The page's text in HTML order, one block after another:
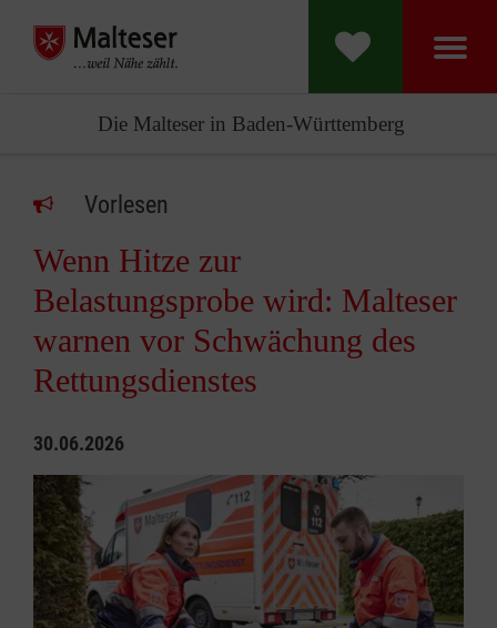
Die Malteser in Baden-Württemberg
Vorlesen
Wenn Hitze zur
Belastungsprobe wird: Malteser
warnen vor Schwächung des
Rettungsdienstes
30.06.2026